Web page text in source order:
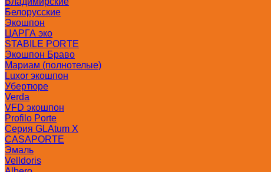
Белорусские
Экошпон
ЦАРГА эко
STABILE PORTE
Экошпон Браво
Мариам (полнотелые)
Luxor экошпон
Убертюре
Verda
VFD экошпон
Profilo Porte
Серия GLAtum X
CASAPORTE
Эмаль
Velldoris